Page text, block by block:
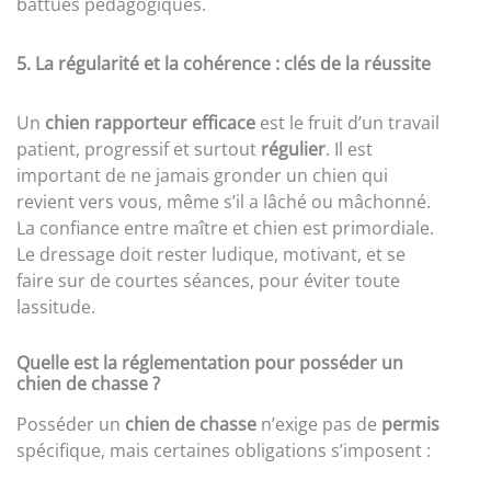
5. La régularité et la cohérence : clés de la réussite
Un chien rapporteur efficace est le fruit d’un travail
patient, progressif et surtout régulier. Il est
important de ne jamais gronder un chien qui
revient vers vous, même s’il a lâché ou mâchonné.
La confiance entre maître et chien est primordiale.
Le dressage doit rester ludique, motivant, et se
faire sur de courtes séances, pour éviter toute
lassitude.
Quelle est la réglementation pour posséder un
chien de chasse ?
Posséder un chien de chasse n’exige pas de permis
spécifique, mais certaines obligations s’imposent :